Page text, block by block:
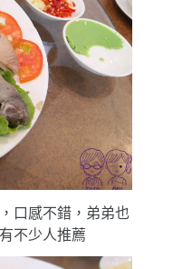
口感不錯，弟弟也
不少人推薦